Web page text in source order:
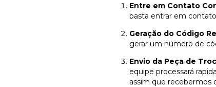
Entre em Contato
basta entrar em
Geração do Código
gerar um número de
Envio da Peça de
equipe processará
assim que recebermos